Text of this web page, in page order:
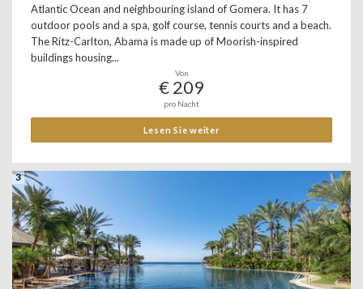
Atlantic Ocean and neighbouring island of Gomera. It has 7
outdoor pools and a spa, golf course, tennis courts and a beach.
The Ritz-Carlton, Abama is made up of Moorish-inspired
buildings housing...
Von
€ 209
pro Nacht
Lesen Sie weiter
3